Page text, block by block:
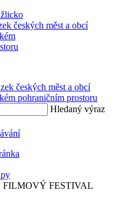
českých měst a obcí
českých měst a obcí
pohraničním prostoru
Hledaný výraz
FILMOVÝ FESTIVAL